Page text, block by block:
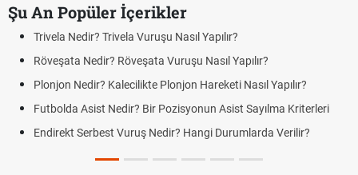
Şu An Popüler İçerikler
Trivela Nedir? Trivela Vuruşu Nasıl Yapılır?
Röveşata Nedir? Röveşata Vuruşu Nasıl Yapılır?
Plonjon Nedir? Kalecilikte Plonjon Hareketi Nasıl Yapılır?
Futbolda Asist Nedir? Bir Pozisyonun Asist Sayılma Kriterleri
Endirekt Serbest Vuruş Nedir? Hangi Durumlarda Verilir?